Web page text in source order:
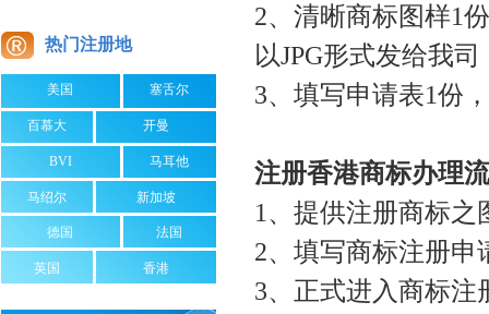
热门注册地
美国 塞舌尔
百慕大 开曼
BVI 马耳他
马绍尔 新加坡
德国 法国
英国 香港
2、清晰商标图样1份
以JPG形式发给我司
3、填写申请表1份
注册香港商标办理
1 、提供注册商标之
2、填写商标注册申
3、正式进入商标注